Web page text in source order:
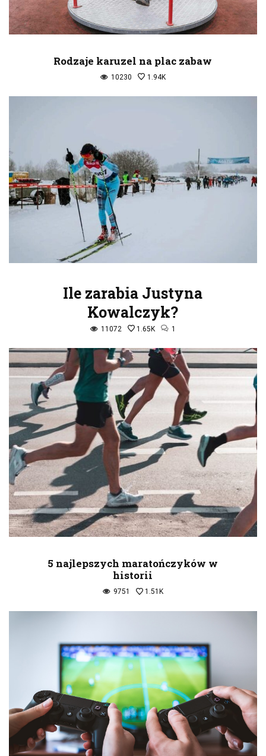
Rodzaje karuzel na plac zabaw
10230 1.94K
Ile zarabia Justyna
Kowalczyk?
11072 1.65K 1
5 najlepszych maratończyków w
historii
9751 1.51K